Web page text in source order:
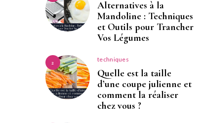
Alternatives à la
Mandoline : Techniques
et Outils pour Trancher
Vos Légumes
2 techniques
Quelle est la taille
d’une coupe julienne et
comment la réaliser
chez vous ?